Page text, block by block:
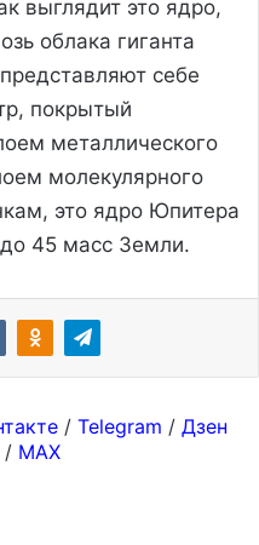
выглядит это ядро,
облака гиганта
себе
покрытый
металлического
молекулярного
это ядро Юпитера
45 масс Земли.
/ Telegram / Дзен
/ MAX